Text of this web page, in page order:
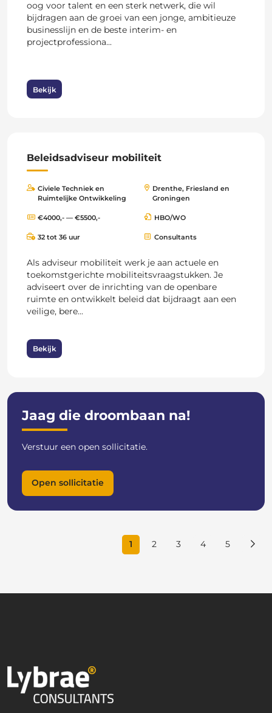
oog voor talent en een sterk netwerk, die wil
bijdragen aan de groei van een jonge, ambitieuze
businesslijn en de beste interim- en
projectprofessiona...
Bekijk
Beleidsadviseur mobiliteit
Civiele Techniek en
Ruimtelijke Ontwikkeling
Drenthe, Friesland en
Groningen
€4000,- — €5500,- HBO/WO
32 tot 36 uur Consultants
Als adviseur mobiliteit werk je aan actuele en
toekomstgerichte mobiliteitsvraagstukken. Je
adviseert over de inrichting van de openbare
ruimte en ontwikkelt beleid dat bijdraagt aan een
veilige, bere...
Bekijk
Jaag die droombaan na!
Verstuur een open sollicitatie.
Open sollicitatie
1 2 3 4 5